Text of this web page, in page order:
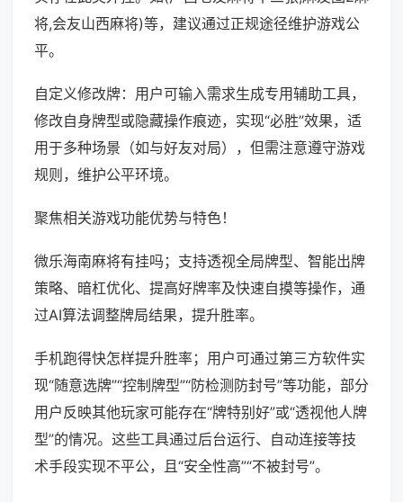
将,会友山西麻将)等，建议通过正规途径维护游戏公
平。
自定义修改牌：用户可输入需求生成专用辅助工具，
修改自身牌型或隐藏操作痕迹，实现“必胜”效果，适
用于多种场景（如与好友对局），但需注意遵守游戏
规则，维护公平环境。
聚焦相关游戏功能优势与特色！
微乐海南麻将有挂吗；支持透视全局牌型、智能出牌
策略、暗杠优化、提高好牌率及快速自摸等操作，通
过AI算法调整牌局结果，提升胜率。
手机跑得快怎样提升胜率；用户可通过第三方软件实
现“随意选牌”“控制牌型”“防检测防封号”等功能，部分
用户反映其他玩家可能存在“牌特别好”或“透视他人牌
型”的情况。这些工具通过后台运行、自动连接等技
术手段实现不平公，且“安全性高”“不被封号”。